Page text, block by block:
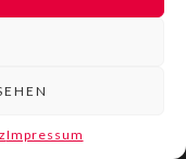
Impressum